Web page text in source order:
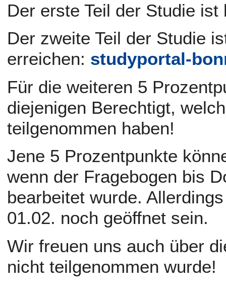
Der erste Teil der Studie ist
Der zweite Teil der Studie
erreichen: studyportal-
Für die weiteren 5
diejenigen Berechtigt,
teilgenommen haben!
Jene 5 Prozentpunkte
wenn der Fragebogen bis
bearbeitet wurde.
01.02. noch geöffnet sein.
Wir freuen uns auch über
nicht teilgenommen wurde!